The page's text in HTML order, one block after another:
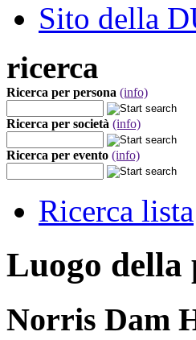
Sito della
ricerca
Ricerca per persona (info)
Ricerca per società (info)
Ricerca per evento (info)
Ricerca lista
Luogo della
Norris Dam